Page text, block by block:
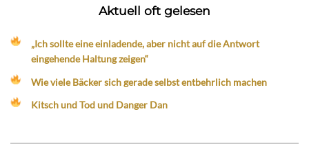
Aktuell oft gelesen
„Ich sollte eine einladende, aber nicht auf die Antwort
eingehende Haltung zeigen“
Wie viele Bäcker sich gerade selbst entbehrlich machen
Kitsch und Tod und Danger Dan